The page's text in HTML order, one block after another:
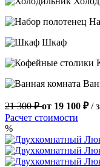
Шкаф
21 300 ₽от 19 100 ₽/
Расчет стоимости
%